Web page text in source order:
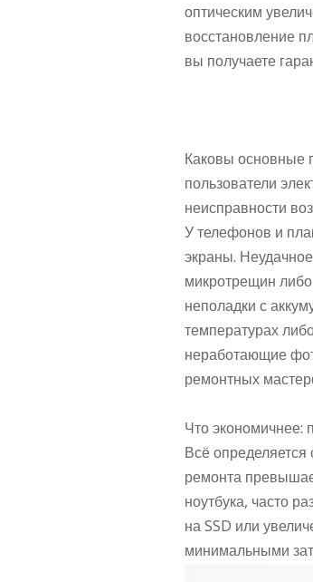
оптическим
восстановление
вы получаете
Каковы основные
пользователи
неисправности
У телефонов и
экраны.
микротрещин
неполадки с
температурах
неработающие
ремонтных
Что экономичнее:
Всё
ремонта
ноутбука, часто
на SSD или
минимальными